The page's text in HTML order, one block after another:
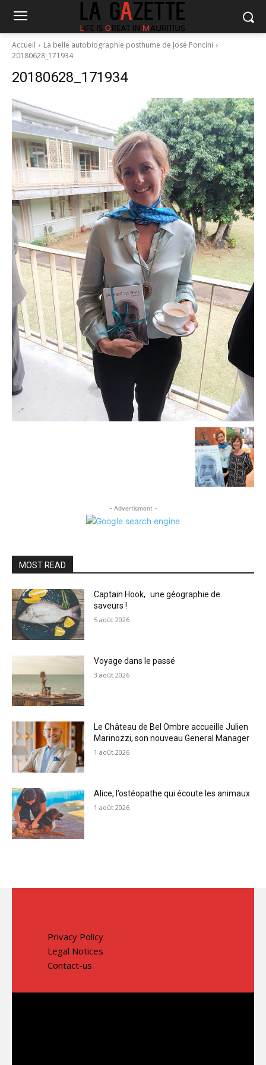
Accueil
La belle autobiographie posthume de José Poncini
20180628_171934
20180628_171934
- Advertisment -
MOST READ
Captain Hook, une géographie de
saveurs !
5 août 2026
Voyage dans le passé
3 août 2026
Le Château de Bel Ombre accueille Julien
Marinozzi, son nouveau General Manager
1 août 2026
Alice, l’ostéopathe qui écoute les animaux
1 août 2026
Privacy Policy
Legal Notices
Contact-us